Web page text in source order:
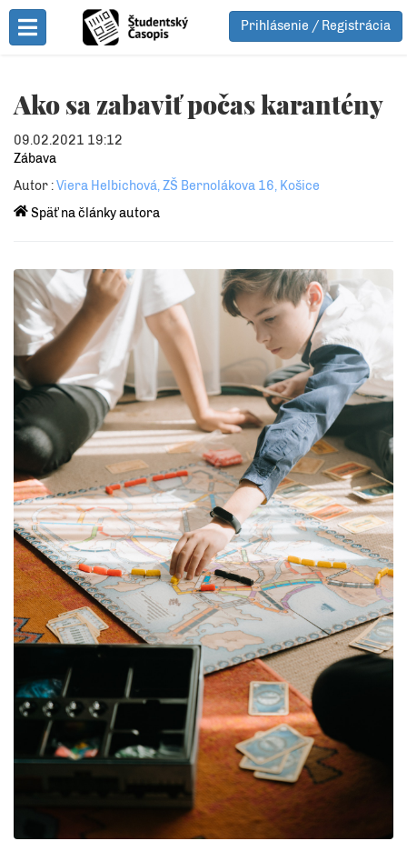
Toggle Menu
Prihlásenie / Registrácia
Ako sa zabaviť počas karantény
09.02.2021 19:12
Zábava
Autor :Viera Helbichová, ZŠ Bernolákova 16, Košice
Späť na články autora